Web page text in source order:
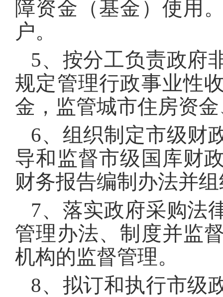
障资金（基金）使用
户。
5、按分工负责政府
规定管理行政事业性
金，监管城市住房资
6、组织制定市级财
导和监督市级国库财
财务报告编制办法并
7、落实政府采购法
管理办法、制度并监
机构的监督管理。
8、拟订和执行市级